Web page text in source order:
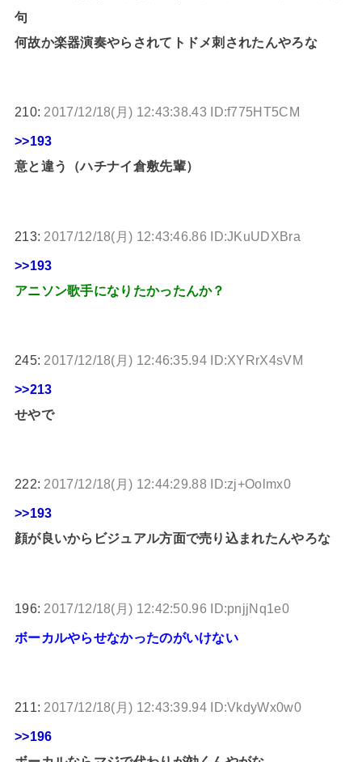
句
何故か楽器演奏やらされてトドメ刺されたんやろな
210: 2017/12/18(月) 12:43:38.43 ID:f775HT5CM
>>193
意と違う（ハチナイ倉敷先輩）
213: 2017/12/18(月) 12:43:46.86 ID:JKuUDXBra
>>193
アニソン歌手になりたかったんか？
245: 2017/12/18(月) 12:46:35.94 ID:XYRrX4sVM
>>213
せやで
222: 2017/12/18(月) 12:44:29.88 ID:zj+Oolmx0
>>193
顔が良いからビジュアル方面で売り込まれたんやろな
196: 2017/12/18(月) 12:42:50.96 ID:pnjjNq1e0
ボーカルやらせなかったのがいけない
211: 2017/12/18(月) 12:43:39.94 ID:VkdyWx0w0
>>196